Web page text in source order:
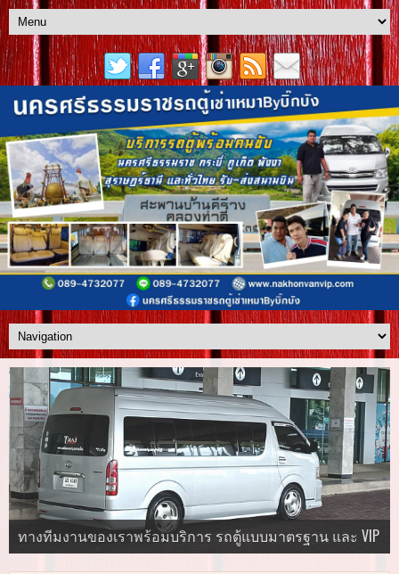
ทีมงานคุณภาพ "นครศรีธรรมราชรถตู้เช่าเหมา"
ทางทีมงานของเราพร้อมบริการ รถตู้แบบมาตรฐาน และ VIP
บริการ"รถตู้"พร้อมคนขับ
นำเที่ยวในจังหวัดนครศรีธรรมราช กระบี่ พังงา ภูเก็ต ตรัง
และทั่วไทย
รับ-ส่งสนามบิน ✅รถตู้10ที่นั่ง ✅รถตู้ 8 ที่นั่ง
รับ-ส่งสนามบิน ✅รถตู้10ที่นั่ง ✅รถตู้ 8 ที่นั่ง
รับ-ส่งสนามบิน ✅รถตู้10ที่นั่ง ✅รถตู้ 8 ที่นั่ง